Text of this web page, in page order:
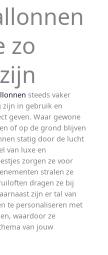
zo
steeds vaker
zijn in gebruik en
geven. Waar gewone
of op de grond blijven
statig door de lucht
van luxe en
zorgen ze voor
stralen ze
dragen ze bij
zijn er tal van
te personaliseren met
waardoor ze
van jouw